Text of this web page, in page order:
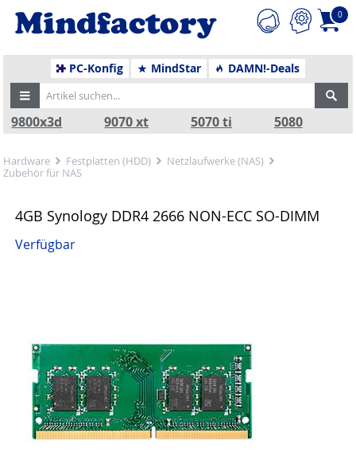
0
PC-Konfig MindStar DAMN!-Deals
9800x3d 9070 xt 5070 ti 5080
Hardware Festplatten (HDD)
Netzlaufwerke (NAS)
Zubehör für NAS
4GB Synology DDR4 2666 NON-ECC SO-DIMM
Verfügbar